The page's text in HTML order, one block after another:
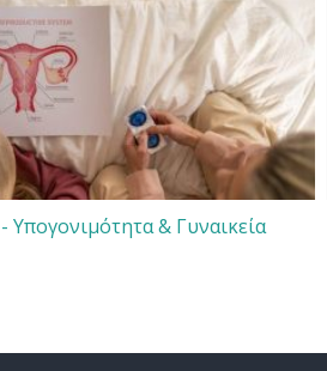
Υπογονιμότητα & Γυναικεία